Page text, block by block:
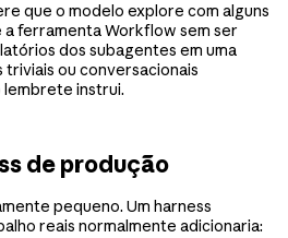
que o modelo explore com alguns
a ferramenta Workflow sem ser
dos subagentes em uma
ou conversacionais
lembrete instrui.
de produção
pequeno. Um harness
reais normalmente adicionaria: